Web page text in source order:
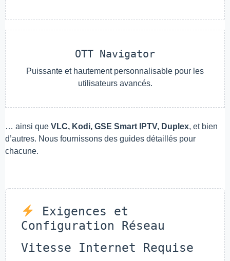
OTT Navigator
Puissante et hautement personnalisable pour les
utilisateurs avancés.
… ainsi que VLC, Kodi, GSE Smart IPTV, Duplex, et bien
d’autres. Nous fournissons des guides détaillés pour
chacune.
Exigences et
Configuration Réseau
Vitesse Internet Requise